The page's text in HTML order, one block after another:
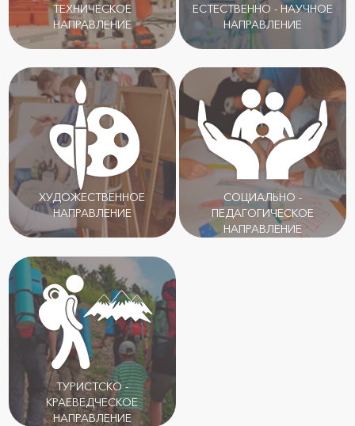
ТЕХНИЧЕСКОЕ
НАПРАВЛЕНИЕ
ЕСТЕСТВЕННО - НАУЧНОЕ
НАПРАВЛЕНИЕ
ХУДОЖЕСТВЕННОЕ
НАПРАВЛЕНИЕ
СОЦИАЛЬНО -
ПЕДАГОГИЧЕСКОЕ
НАПРАВЛЕНИЕ
ТУРИСТСКО -
КРАЕВЕДЧЕСКОЕ
НАПРАВЛЕНИЕ